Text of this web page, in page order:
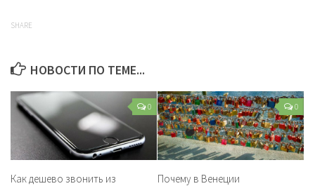
SHARE
НОВОСТИ ПО ТЕМЕ...
0
Как дешево звонить из
0
Почему в Венеции